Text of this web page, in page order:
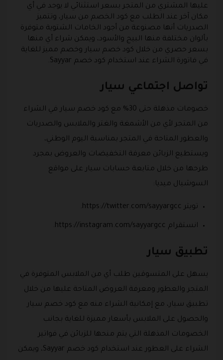
عليها المشتري من المتجر بسعر استثنائي لا يوجد في أي
مكان آخر عند الطلب مع كود الخصم من سيار، وتتميز
الصدريات أنها مصنوعة من أجود الخامات الشتوية متوفرة
بألوان مختلفة منها البيج والأسود، ويمكن شراء أي منها
بسعر حصري من خلال كود خصم سيار وخصم مميز للغاية
في فاتورة الشراء عند استخدام كود خصم Sayyar.
تواصل اجتماعي سيار
خصومات مذهلة حتى 30% مع كود خصم سيار في الشراء
من المتجر لأي من الأشمغة والغتر والملابس والصدريات
والعطور المتاحة في المتجر بمناسبة اليوم الوطني،
ويستطيع الزبائن معرفة التخفيضات والعروض بمجرد
طرحها من خلال متابعة حسابات سيار على مواقع
السوشيال ميديا:
تويتر https://twitter.com/sayyargcc.
انستقرام https://instagram.com/sayyargcc.
تطبيق سيار
يسهل على المتسوقين طلب أي من الملابس المتوفرة في
المتجر والعطور ومعرفة العروض المتاحة عليها من خلال
تطبيق سيار، مع إمكانية الشراء منه مع كود خصم سيار
والحصول على الملابس بأسعار مميزة للغاية بجانب
الخصومات المذهلة التي يتم منحها للزبائن في فواتير
الشراء على العطور عند استخدام كود خصم Sayyar، ويمكن